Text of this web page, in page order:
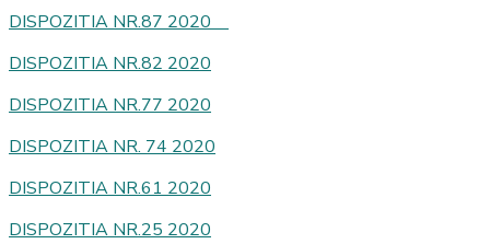
DISPOZITIA NR.87 2020
DISPOZITIA NR.82 2020
DISPOZITIA NR.77 2020
DISPOZITIA NR. 74 2020
DISPOZITIA NR.61 2020
DISPOZITIA NR.25 2020